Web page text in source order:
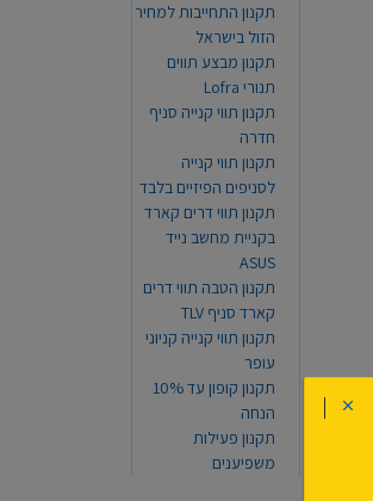
תקנון התחייבות למחיר
הזול בישראל
תקנון מבצע תווים
תנורי Lofra
תקנון תווי קנייה סניף
חדרה
תקנון תווי קנייה
לסניפים הפיזיים בלבד
תקנון תווי דרים קארד
בקניית מחשב נייד
ASUS
תקנון הטבה תווי דרים
קארד סניף TLV
תקנון תווי קנייה קניוני
עופר
תקנון קופון עד 10%
הנחה
תקנון פעילות
משפיענים